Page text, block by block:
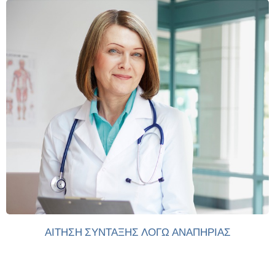
ΑΙΤΗΣΗ ΣΥΝΤΑΞΗΣ ΛΟΓΩ ΑΝΑΠΗΡΙΑΣ